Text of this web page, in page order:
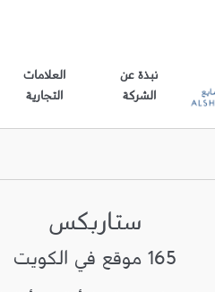
نبذة عن
الشركة
العلامات
التجارية
ستاربكس
165 موقع في الكويت